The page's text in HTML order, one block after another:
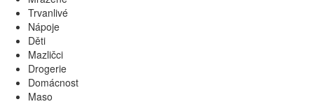
Trvanlivé
Nápoje
Děti
Mazličci
Drogerie
Domácnost
Maso